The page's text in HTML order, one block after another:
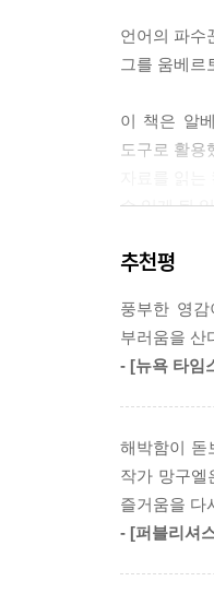
아득한 옛날
시지로 바
신의 환경이
--- p.306
언어의 파수
그를 움베르
이 책은 알
도구로 활용
수 있게 된
하지만 독서
통과 의례
숫자와 스
생각했다.
토마스 아
것이다.
억압 속에
추천평
풍부한 영
부러움을 산
- [뉴욕 타임
해박함이 돋
작가 망구엘
즐거움을 다
- [퍼블리셔